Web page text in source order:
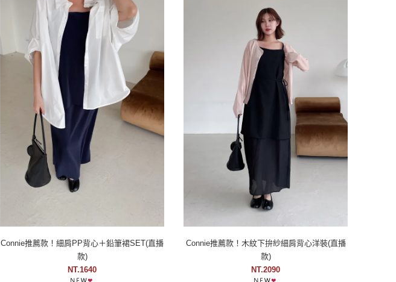
Connie推薦款！細肩PP背心＋鉛筆裙SET(直播
款)
NT.1640
Connie推薦款！木紋下拚紗細肩背心洋裝(直播
款)
NT.2090